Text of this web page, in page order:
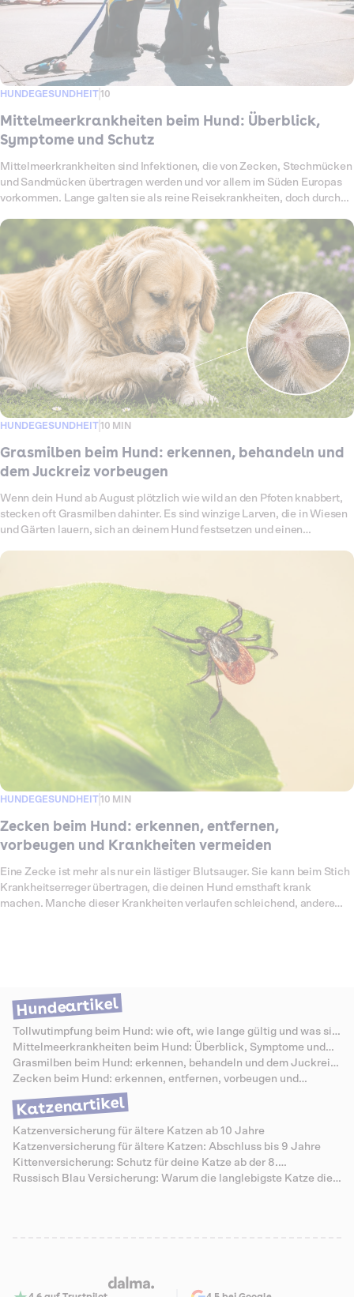
HUNDEGESUNDHEIT10
Mittelmeerkrankheiten beim Hund: Überblick,
Symptome und Schutz
Mittelmeerkrankheiten sind Infektionen, die von Zecken, Stechmücken
und Sandmücken übertragen werden und vor allem im Süden Europas
vorkommen. Lange galten sie als reine Reisekrankheiten, doch durch
aus. Betroffen sind deshalb nicht mehr nur Urlaubshunde und Hunde
aus dem Tierschutz, sondern immer öfter auch Hunde, die Deutschland
nie verlassen haben. In diesem Ratgeber bekommst du den Überblick:
welche Mittelmeerkrankheiten es gibt, wie sie übertragen werden,
woran du sie erkennst, wie der Test abläuft, was er kostet und wie du
deinen Hund am besten schützt.
HUNDEGESUNDHEIT10 MIN
Grasmilben beim Hund: erkennen, behandeln und
dem Juckreiz vorbeugen
Wenn dein Hund ab August plötzlich wie wild an den Pfoten knabbert,
stecken oft Grasmilben dahinter. Es sind winzige Larven, die in Wiesen
und Gärten lauern, sich an deinem Hund festsetzen und einen
sitzen, woran du einen Befall früh erkennst, was wirklich gegen den
Juckreiz hilft und wie du das Risiko senkst. Du liest auch, welche
Hausmittel sinnvoll sind und welche du dir sparen kannst. Unsere
Auswertung anonymisierter Behandlungsfälle bestätigt, was viele aus
eigener Erfahrung kennen: Grasmilbenfälle treten fast ausschließlich
im Spätsommer und Frühherbst auf.
HUNDEGESUNDHEIT10 MIN
Zecken beim Hund: erkennen, entfernen,
vorbeugen und Krankheiten vermeiden
Eine Zecke ist mehr als nur ein lästiger Blutsauger. Sie kann beim Stich
Krankheitserreger übertragen, die deinen Hund ernsthaft krank
machen. Manche dieser Krankheiten verlaufen schleichend, andere
sicher entfernst, welche Krankheiten sie übertragen und welcher
Zeckenschutz zu deinem Hund passt. Unsere Auswertung
anonymisierter Behandlungsfälle zeigt, dass sich zeckenbedingte
Erkrankungen im Frühjahr deutlich häufen und oft teuer werden.
Hundeartikel
Tollwutimpfung beim Hund: wie oft, wie lange gültig und was sie
kostet
Mittelmeerkrankheiten beim Hund: Überblick, Symptome und
Schutz
Grasmilben beim Hund: erkennen, behandeln und dem Juckreiz
vorbeugen
Zecken beim Hund: erkennen, entfernen, vorbeugen und
Krankheiten vermeiden
Katzenartikel
Katzenversicherung für ältere Katzen ab 10 Jahre
Katzenversicherung für ältere Katzen: Abschluss bis 9 Jahre
Kittenversicherung: Schutz für deine Katze ab der 8.
Lebenswoche
Russisch Blau Versicherung: Warum die langlebigste Katze die